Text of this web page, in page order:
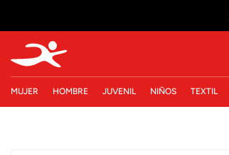
MUJER HOMBRE JUVENIL NIÑOS TEXTIL